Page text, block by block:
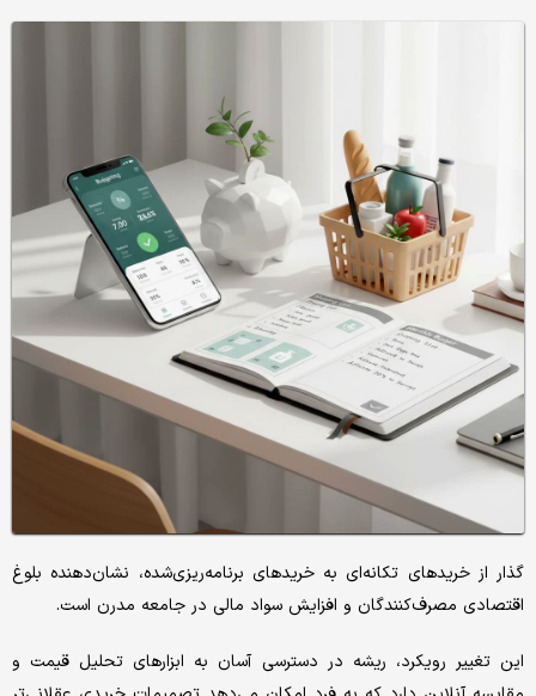
گذار از خریدهای تکانه‌ای به خریدهای برنامه‌ریزی‌شده، نشان‌دهنده بلوغ
اقتصادی مصرف‌کنندگان و افزایش سواد مالی در جامعه مدرن است.
این تغییر رویکرد، ریشه در دسترسی آسان به ابزارهای تحلیل قیمت و